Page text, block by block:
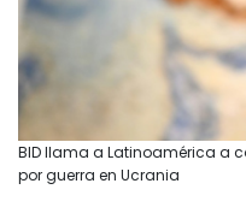
BID llama a Latinoamérica a
por guerra en Ucrania